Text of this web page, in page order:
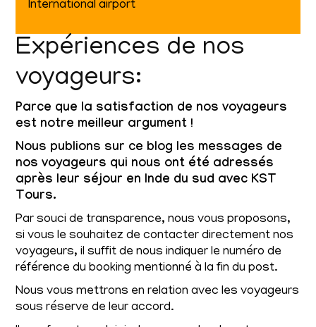
International airport
Expériences de nos
voyageurs:
Parce que la satisfaction de nos voyageurs
est notre meilleur argument !
Nous publions sur ce blog les messages de
nos voyageurs qui nous ont été adressés
après leur séjour en Inde du sud avec KST
Tours.
Par souci de transparence, nous vous proposons,
si vous le souhaitez de contacter directement nos
voyageurs, il suffit de nous indiquer le numéro de
référence du booking mentionné à la fin du post.
Nous vous mettrons en relation avec les voyageurs
sous réserve de leur accord.